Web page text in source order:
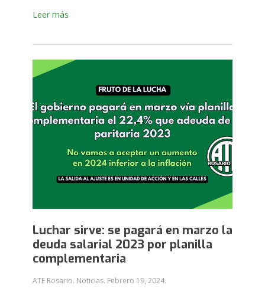
Leer más
Luchar sirve: se pagará en marzo la
deuda salarial 2023 por planilla
complementaria
ATE Rosario. Noticias. Febrero 19, 2024.